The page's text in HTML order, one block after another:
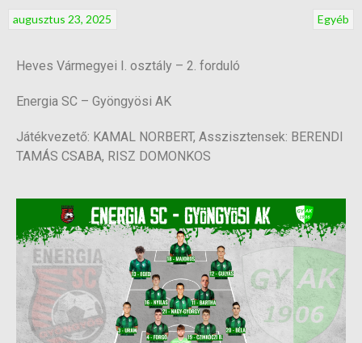
Egyéb
augusztus 23, 2025
Heves Vármegyei I. osztály – 2. forduló
Energia SC – Gyöngyösi AK
Játékvezető: KAMAL NORBERT, Asszisztensek: BERENDI
TAMÁS CSABA, RISZ DOMONKOS